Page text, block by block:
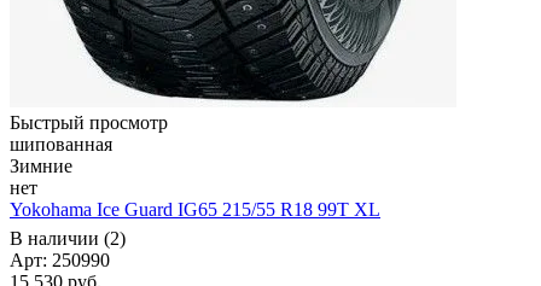
Быстрый просмотр
шипованная
Зимние
нет
Yokohama Ice Guard IG65 215/55 R18 99T XL
В наличии (2)
Арт: 250990
15 530 руб.